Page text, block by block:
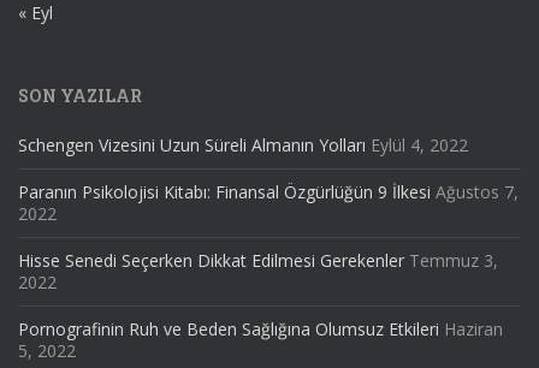
« Eyl
SON YAZILAR
Schengen Vizesini Uzun Süreli Almanın Yolları Eylül 4, 2022
Paranın Psikolojisi Kitabı: Finansal Özgürlüğün 9 İlkesi Ağustos 7,
2022
Hisse Senedi Seçerken Dikkat Edilmesi Gerekenler Temmuz 3,
2022
Pornografinin Ruh ve Beden Sağlığına Olumsuz Etkileri Haziran
5, 2022